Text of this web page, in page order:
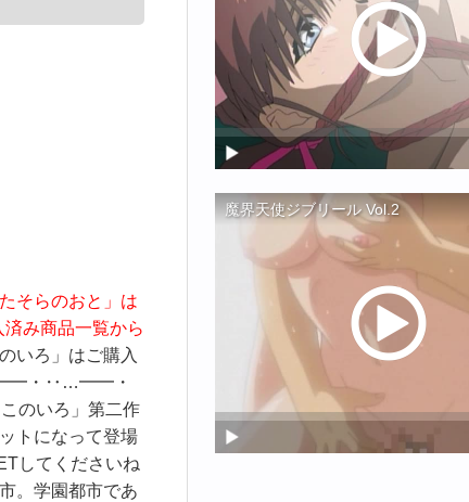
そらのおと」は
済み商品一覧から
いろ」はご購入
・‥…━━・
のいろ」第二作
トになって登場
してくださいね
。学園都市であ